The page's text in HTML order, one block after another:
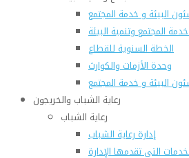
البيئة و خدمة المجتمع
المجتمع وتنمية البيئة
الخطة السنوية للقطاع
وحدة الأزمات والكوارث
البيئة و خدمة المجتمع
رعاية الشباب والخريجون
رعاية الشباب
إدارة رعاية الشباب
التى تقدمها الإدارة